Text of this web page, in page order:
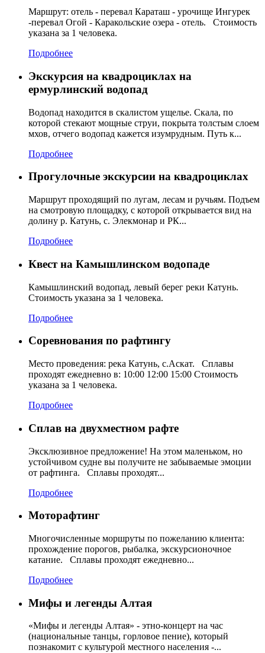
Маршрут: отель - перевал Караташ - урочище Ингурек
-перевал Огой - Каракольские озера - отель. Стоимость
указана за 1 человека.
Подробнее
Экскурсия на квадроциклах на
ермурлинский водопад
Водопад находится в скалистом ущелье. Скала, по
которой стекают мощные струи, покрыта толстым слоем
мхов, отчего водопад кажется изумрудным. Путь к...
Подробнее
Прогулочные экскурсии на квадроциклах
Маршрут проходящий по лугам, лесам и ручьям. Подъем
на смотровую площадку, с которой открывается вид на
долину р. Катунь, с. Элекмонар и РК...
Подробнее
Квест на Камышлинском водопаде
Камышлинский водопад, левый берег реки Катунь.
Стоимость указана за 1 человека.
Подробнее
Соревнования по рафтингу
Место проведения: река Катунь, с.Аскат. Сплавы
проходят ежедневно в: 10:00 12:00 15:00 Стоимость
указана за 1 человека.
Подробнее
Сплав на двухместном рафте
Эксклюзивное предложение! На этом маленьком, но
устойчивом судне вы получите не забываемые эмоции
от рафтинга. Сплавы проходят...
Подробнее
Моторафтинг
Многочисленные моршруты по пожеланию клиента:
прохождение порогов, рыбалка, экскурсионочное
катание. Сплавы проходят ежедневно...
Подробнее
Мифы и легенды Алтая
«Мифы и легенды Алтая» - этно-концерт на час
(национальные танцы, горловое пение), который
познакомит с культурой местного населения -...